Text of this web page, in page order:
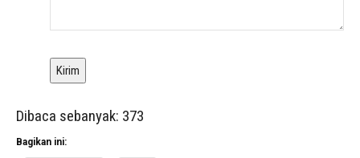
Kirim
Dibaca sebanyak: 373
Bagikan ini: